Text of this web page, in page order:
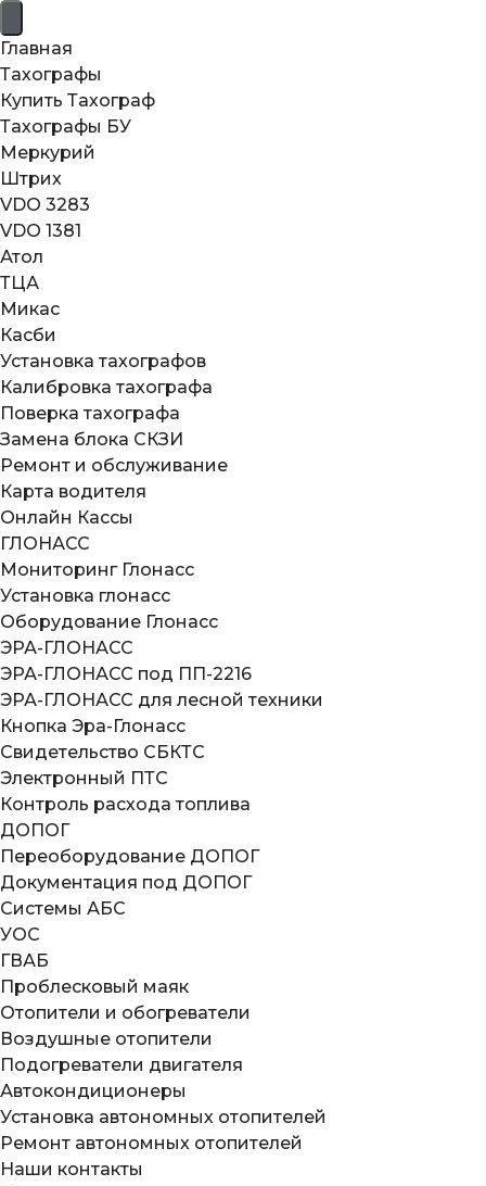
Перейти
к
содержимому
Главная
Тахографы
Купить Тахограф
Тахографы БУ
Меркурий
Штрих
VDO 3283
VDO 1381
Атол
ТЦА
Микас
Касби
Установка тахографов
Калибровка тахографа
Поверка тахографа
Замена блока СКЗИ
Ремонт и обслуживание
Карта водителя
Онлайн Кассы
ГЛОНАСС
Мониторинг Глонасс
Установка глонасс
Оборудование Глонасс
ЭРА-ГЛОНАСС
ЭРА-ГЛОНАСС под ПП-2216
ЭРА-ГЛОНАСС для лесной техники
Кнопка Эра-Глонасс
Свидетельство СБКТС
Электронный ПТС
Контроль расхода топлива
ДОПОГ
Переоборудование ДОПОГ
Документация под ДОПОГ
Системы АБС
УОС
ГВАБ
Проблесковый маяк
Отопители и обогреватели
Воздушные отопители
Подогреватели двигателя
Автокондиционеры
Установка автономных отопителей
Ремонт автономных отопителей
Наши контакты